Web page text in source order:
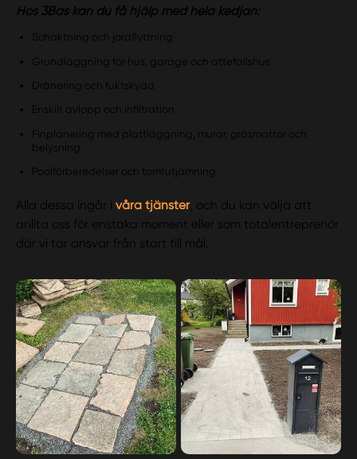
Hos 3Bas kan du få hjälp med hela kedjan:
Schaktning och jordflyttning
Grundläggning för hus, garage och attefallshus
Dränering och fuktskydd
Enskilt avlopp och infiltration
Finplanering med plattläggning, murar, gräsmattor och
belysning
Poolförberedelser och tomtutjämning
Alla dessa ingår ivåra tjänster, och du kan välja att
anlita oss för enstaka moment eller som totalentreprenör
där vi tar ansvar från start till mål.